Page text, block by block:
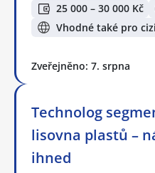
25 000 – 30 000 Kč
Vhodné také pro
Zveřejněno: 7. srpna
Technolog
lisovna plastů –
ihned